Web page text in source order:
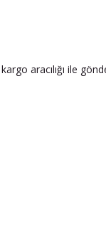
aracılığı ile